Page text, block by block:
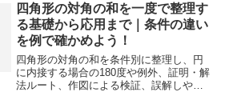
四角形の対角の和を一度で整理す
る基礎から応用まで｜条件の違い
を例で確かめよう！
四角形の対角の和を条件別に整理し、円
に内接する場合の180度や例外、証明・解
法ルート、作図による検証、誤解しやす